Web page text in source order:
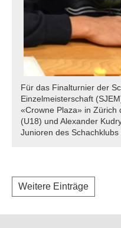
Für das Finalturnier der
Einzelmeisterschaft
«Crowne Plaza» in Zürich
(U18) und Alexander
Junioren des Schachklubs
Weitere Einträge